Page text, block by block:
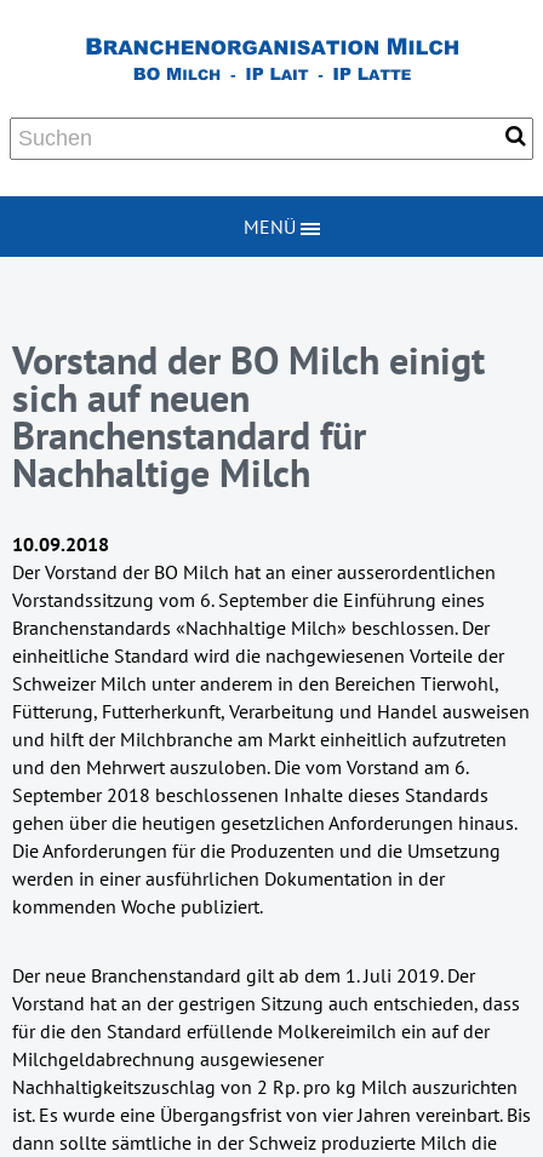
MENÜ
Vorstand der BO Milch einigt
sich auf neuen
Branchenstandard für
Nachhaltige Milch
10.09.2018
Der Vorstand der BO Milch hat an einer ausserordentlichen
Vorstandssitzung vom 6. September die Einführung eines
Branchenstandards «Nachhaltige Milch» beschlossen. Der
einheitliche Standard wird die nachgewiesenen Vorteile der
Schweizer Milch unter anderem in den Bereichen Tierwohl,
Fütterung, Futterherkunft, Verarbeitung und Handel ausweisen
und hilft der Milchbranche am Markt einheitlich aufzutreten
und den Mehrwert auszuloben. Die vom Vorstand am 6.
September 2018 beschlossenen Inhalte dieses Standards
gehen über die heutigen gesetzlichen Anforderungen hinaus.
Die Anforderungen für die Produzenten und die Umsetzung
werden in einer ausführlichen Dokumentation in der
kommenden Woche publiziert.
Der neue Branchenstandard gilt ab dem 1. Juli 2019. Der
Vorstand hat an der gestrigen Sitzung auch entschieden, dass
für die den Standard erfüllende Molkereimilch ein auf der
Milchgeldabrechnung ausgewiesener
Nachhaltigkeitszuschlag von 2 Rp. pro kg Milch auszurichten
ist. Es wurde eine Übergangsfrist von vier Jahren vereinbart. Bis
dann sollte sämtliche in der Schweiz produzierte Milch die